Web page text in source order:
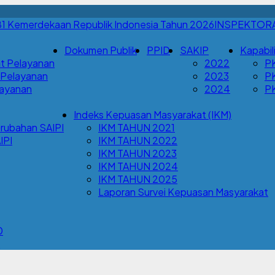
Pelayanan
Dokumen Publik PPID
SAKIP
2022
2023
2024
SAIPI
Indeks Kepuasan Masyarakat (IKM)
IKM TAHUN 2021
IKM TAHUN 2022
IKM TAHUN 2023
IKM TAHUN 2024
IKM TAHUN 2025
Laporan Survei Kepuasan Masyarakat